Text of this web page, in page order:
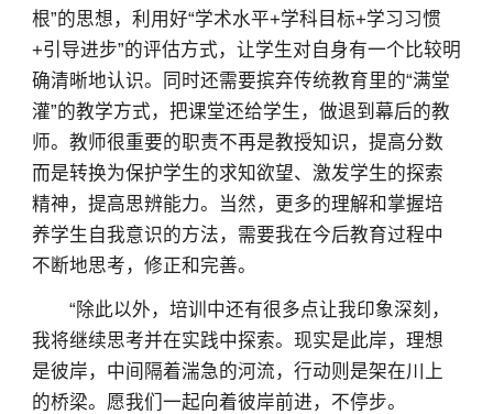
根”的思想，利用好“学术水平+学科目标+学习习惯
+引导进步”的评估方式，让学生对自身有一个比较明
确清晰地认识。同时还需要摈弃传统教育里的“满堂
灌”的教学方式，把课堂还给学生，做退到幕后的教
师。教师很重要的职责不再是教授知识，提高分数
而是转换为保护学生的求知欲望、激发学生的探索
精神，提高思辨能力。当然，更多的理解和掌握培
养学生自我意识的方法，需要我在今后教育过程中
不断地思考，修正和完善。
“除此以外，培训中还有很多点让我印象深刻，
我将继续思考并在实践中探索。现实是此岸，理想
是彼岸，中间隔着湍急的河流，行动则是架在川上
的桥梁。愿我们一起向着彼岸前进，不停步。